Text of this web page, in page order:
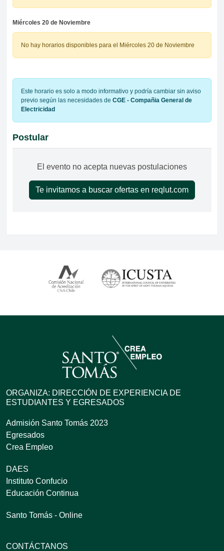
Miércoles 20 de Noviembre
No hay horarios disponibles para el Miércoles 20 de Noviembre
Este horario es solo a modo informativo y podría cambiar sin aviso
previo según las necesidades de CGE - Compañia General de
Electricidad
Postular
El evento no acepta nuevas postulaciones
Te invitamos a buscar ofertas en reqlut.com
ORGANIZA: DIRECCIÓN DE EXPERIENCIA DE
ESTUDIANTES Y EGRESADOS
Admisión Santo Tomás 2023
Egresados
Crea Empleo
DAES
Instituto Confucio
Educación Continua
Santo Tomás - Online
CONTÁCTANOS